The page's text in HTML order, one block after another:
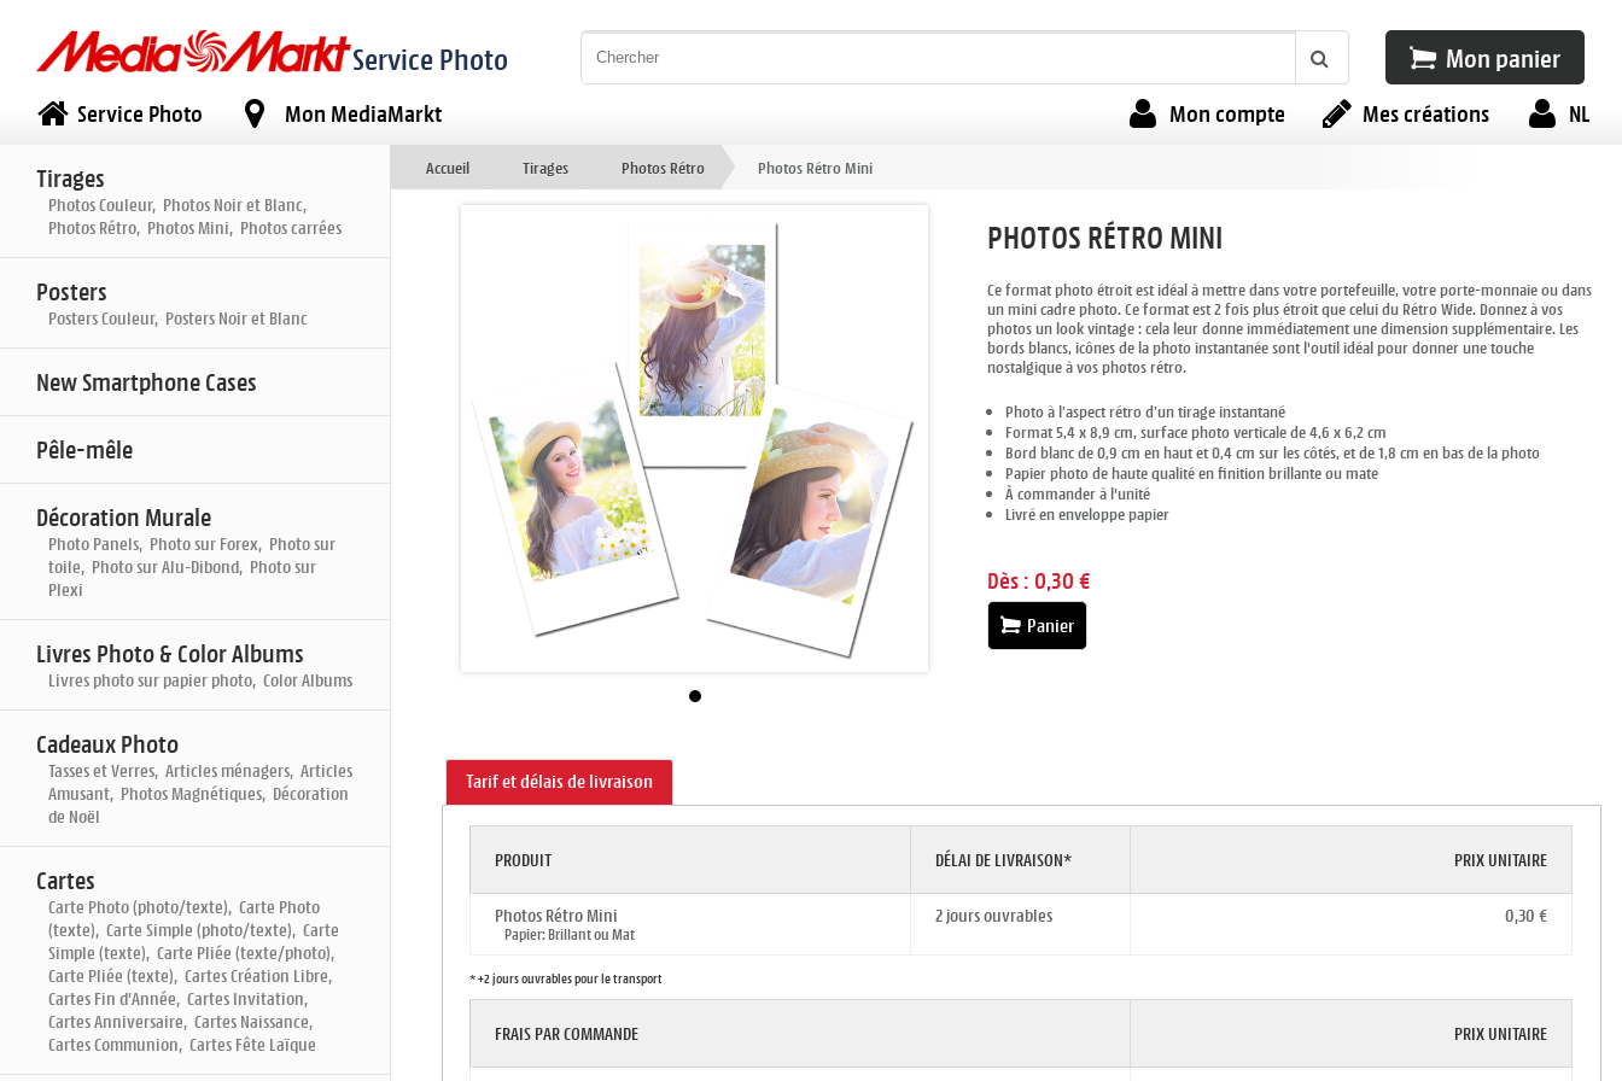
Service Photo Mon panier
Service Photo Mon MediaMarkt NL
Mes créations
Mon compte
Tirages
Photos Couleur, Photos Noir et Blanc,
Photos Rétro, Photos Mini, Photos carrées
Posters
Posters Couleur, Posters Noir et Blanc
New Smartphone Cases
Pêle-mêle
Décoration Murale
Photo Panels, Photo sur Forex, Photo sur
toile, Photo sur Alu-Dibond, Photo sur
Plexi
Livres Photo & Color Albums
Livres photo sur papier photo, Color Albums
Cadeaux Photo
Tasses et Verres, Articles ménagers, Articles
Amusant, Photos Magnétiques, Décoration
de Noël
Cartes
Carte Photo (photo/texte), Carte Photo
(texte), Carte Simple (photo/texte), Carte
Simple (texte), Carte Pliée (texte/photo),
Carte Pliée (texte), Cartes Création Libre,
Cartes Fin d'Année, Cartes Invitation,
Cartes Anniversaire, Cartes Naissance,
Cartes Communion, Cartes Fête Laïque
Accueil Tirages Photos Rétro Photos Rétro Mini
PHOTOS RÉTRO MINI
Ce format photo étroit est idéal à mettre dans votre portefeuille, votre porte-monnaie ou dans
un mini cadre photo. Ce format est 2 fois plus étroit que celui du Rétro Wide. Donnez à vos
photos un look vintage : cela leur donne immédiatement une dimension supplémentaire. Les
bords blancs, icônes de la photo instantanée sont l'outil idéal pour donner une touche
nostalgique à vos photos rétro.
Photo à l’aspect rétro d’un tirage instantané
Format 5,4 x 8,9 cm, surface photo verticale de 4,6 x 6,2 cm
Bord blanc de 0,9 cm en haut et 0,4 cm sur les côtés, et de 1,8 cm en bas de la photo
Papier photo de haute qualité en finition brillante ou mate
À commander à l'unité
Livré en enveloppe papier
Dès : 0,30 €
Panier
Tarif et délais de livraison
PRODUIT DÉLAI DE LIVRAISON* PRIX UNITAIRE
Photos Rétro Mini
Papier: Brillant ou Mat
2 jours ouvrables 0,30 €
* +2 jours ouvrables pour le transport
FRAIS PAR COMMANDE PRIX UNITAIRE